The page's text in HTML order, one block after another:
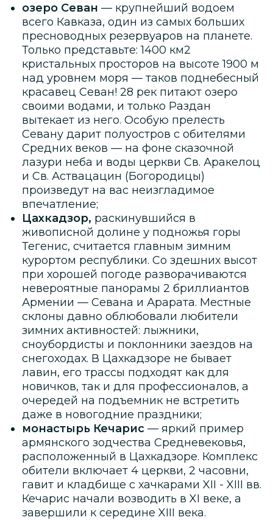
озеро Севан — крупнейший водоем
всего Кавказа, один из самых больших
пресноводных резервуаров на планете.
Только представьте: 1400 км2
кристальных просторов на высоте 1900 м
над уровнем моря — таков поднебесный
красавец Севан! 28 рек питают озеро
своими водами, и только Раздан
вытекает из него. Особую прелесть
Севану дарит полуостров с обителями
Средних веков — на фоне сказочной
лазури неба и воды церкви Св. Аракелоц
и Св. Аствацацин (Богородицы)
произведут на вас неизгладимое
впечатление;
Цахкадзор, раскинувшийся в
живописной долине у подножья горы
Тегенис, считается главным зимним
курортом республики. Со здешних высот
при хорошей погоде разворачиваются
невероятные панорамы 2 бриллиантов
Армении — Севана и Арарата. Местные
склоны давно облюбовали любители
зимних активностей: лыжники,
сноубордисты и поклонники заездов на
снегоходах. В Цахкадзоре не бывает
лавин, его трассы подходят как для
новичков, так и для профессионалов, а
очередей на подъемник не встретить
даже в новогодние праздники;
монастырь Кечарис — яркий пример
армянского зодчества Средневековья,
расположенный в Цахкадзоре. Комплекс
обители включает 4 церкви, 2 часовни,
гавит и кладбище с хачкарами XII - XIII вв.
Кечарис начали возводить в XI веке, а
завершили к середине XIII века.